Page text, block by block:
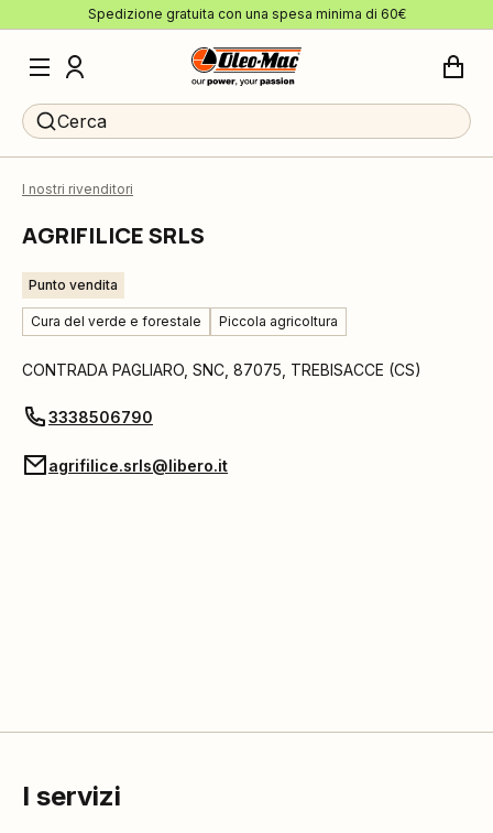
Spedizione gratuita con una spesa minima di 60€
Cerca
I nostri rivenditori
AGRIFILICE SRLS
Punto vendita
Cura del verde e forestale Piccola agricoltura
CONTRADA PAGLIARO, SNC 87075 TREBISACCE (CS)
3338506790
agrifilice.srls@libero.it
I servizi